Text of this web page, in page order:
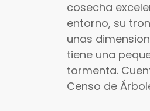
cosecha
entorno, su
unas
tiene una
tormenta.
Censo de